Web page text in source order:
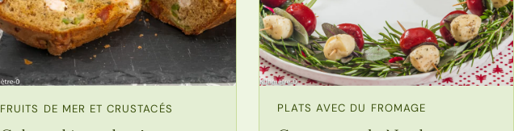
FRUITS DE MER ET CRUSTACÉS PLATS AVEC DU FROMAGE